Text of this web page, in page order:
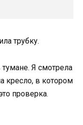
трубку.
Я смотрела
кресло, в котором
проверка.